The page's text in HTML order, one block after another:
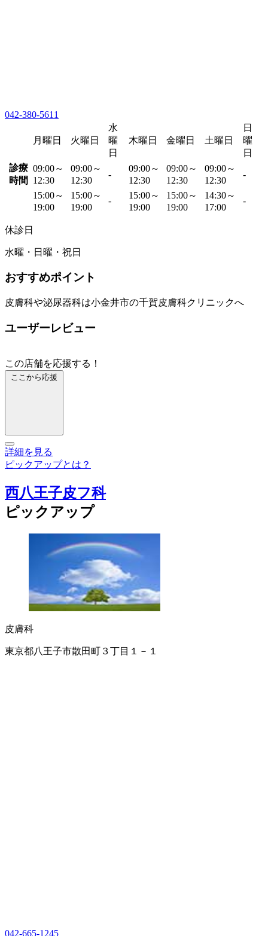
042-380-5611
月曜日 火曜日
水
曜
日
木曜日 金曜日 土曜日
日
曜
日
診療
時間
09:00～
12:30
09:00～
12:30
-
09:00～
12:30
09:00～
12:30
09:00～
12:30
-
15:00～
19:00
15:00～
19:00
-
15:00～
19:00
15:00～
19:00
14:30～
17:00
-
休診日
水曜・日曜・祝日
おすすめポイント
皮膚科や泌尿器科は小金井市の千賀皮膚科クリニックへ
ユーザーレビュー
この店舗を応援する！
ここから応援
詳細を見る
ピックアップとは？
西八王子皮フ科
ピックアップ
皮膚科
東京都八王子市散田町３丁目１－１
042-665-1245